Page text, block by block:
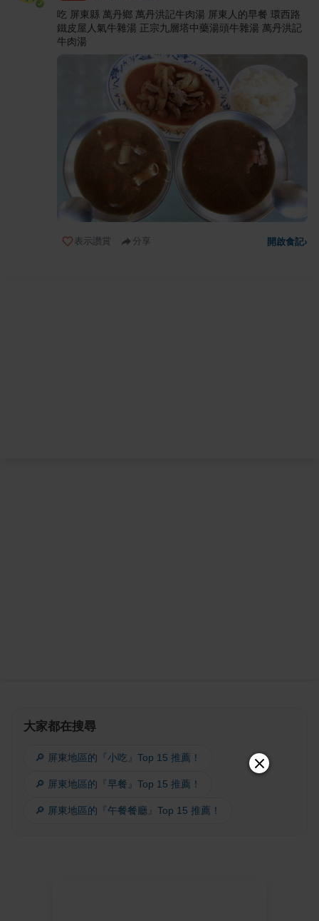
吃 屏東縣 萬丹鄉 萬丹洪記牛肉湯 屏東人的早餐 環西路
鐵皮屋人氣牛雜湯 正宗九層塔中藥湯頭牛雜湯 萬丹洪記
牛肉湯
表示讚賞 分享 開啟食記›
大家都在搜尋
🔎 屏東地區的『小吃』Top 15 推薦！
🔎 屏東地區的『早餐』Top 15 推薦！
🔎 屏東地區的『午餐餐廳』Top 15 推薦！